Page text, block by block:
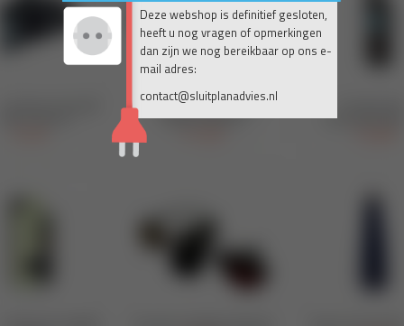
Deze webshop is definitief gesloten,
heeft u nog vragen of opmerkingen
dan zijn we nog bereikbaar op ons e-
mail adres:
contact@sluitplanadvies.nl